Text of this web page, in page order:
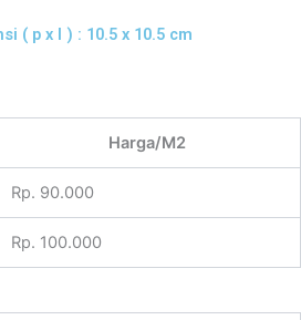
( p x l ) : 10.5 x 10.5 cm
Harga/M2
Rp. 90.000
Rp. 100.000